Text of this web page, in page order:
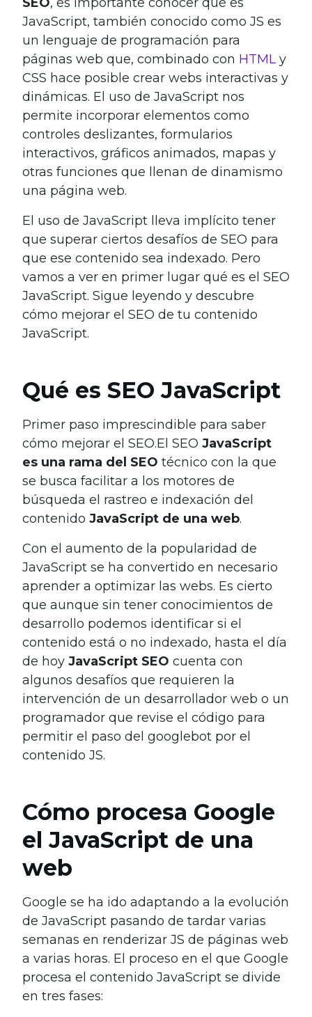
JavaScript, también conocido como JS es
un lenguaje de programación para
páginas web que, combinado con HTMLy
CSS hace posible crear webs interactivas y
dinámicas. El uso de JavaScript nos
permite incorporar elementos como
controles deslizantes, formularios
interactivos, gráficos animados, mapas y
otras funciones que llenan de dinamismo
una página web.
El uso de JavaScript lleva implícito tener
que superar ciertos desafíos de SEO para
que ese contenido sea indexado. Pero
vamos a ver en primer lugar qué es el SEO
JavaScript. Sigue leyendo y descubre
cómo mejorar el SEO de tu contenido
JavaScript.
Qué es SEO JavaScript
Primer paso imprescindible para saber
cómo mejorar el SEO.El SEO JavaScript
es una rama del SEO técnico con la que
se busca facilitar a los motores de
búsqueda el rastreo e indexación del
contenido JavaScript de una web.
Con el aumento de la popularidad de
JavaScript se ha convertido en necesario
aprender a optimizar las webs. Es cierto
que aunque sin tener conocimientos de
desarrollo podemos identificar si el
contenido está o no indexado, hasta el día
de hoy JavaScript SEO cuenta con
algunos desafíos que requieren la
intervención de un desarrollador web o un
programador que revise el código para
permitir el paso del googlebot por el
contenido JS.
Cómo procesa Google
el JavaScript de una
web
Google se ha ido adaptando a la evolución
de JavaScript pasando de tardar varias
semanas en renderizar JS de páginas web
a varias horas. El proceso en el que Google
procesa el contenido JavaScript se divide
en tres fases: